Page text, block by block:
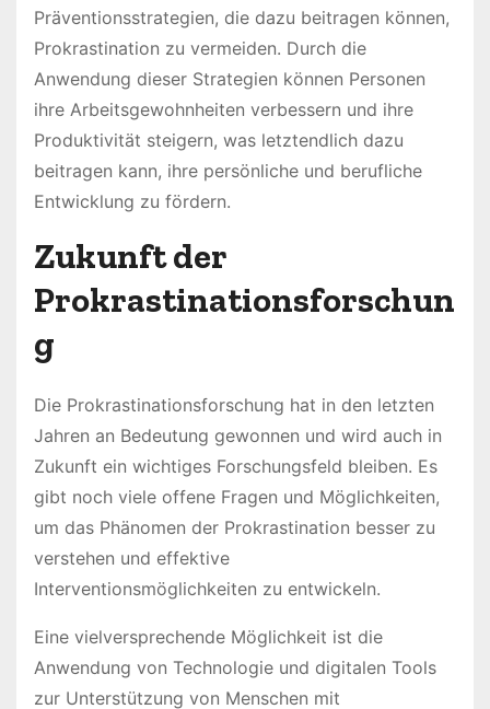
Präventionsstrategien, die dazu beitragen können,
Prokrastination zu vermeiden. Durch die
Anwendung dieser Strategien können Personen
ihre Arbeitsgewohnheiten verbessern und ihre
Produktivität steigern, was letztendlich dazu
beitragen kann, ihre persönliche und berufliche
Entwicklung zu fördern.
Zukunft der
Prokrastinationsforschun
g
Die Prokrastinationsforschung hat in den letzten
Jahren an Bedeutung gewonnen und wird auch in
Zukunft ein wichtiges Forschungsfeld bleiben. Es
gibt noch viele offene Fragen und Möglichkeiten,
um das Phänomen der Prokrastination besser zu
verstehen und effektive
Interventionsmöglichkeiten zu entwickeln.
Eine vielversprechende Möglichkeit ist die
Anwendung von Technologie und digitalen Tools
zur Unterstützung von Menschen mit